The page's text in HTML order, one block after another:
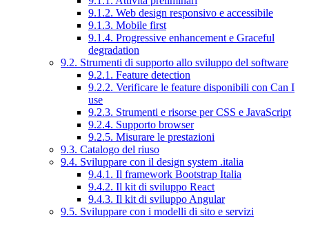
9.1.2. Web design responsivo e accessibile
9.1.3. Mobile first
9.1.4. Progressive enhancement e Graceful
degradation
9.2. Strumenti di supporto allo sviluppo del software
9.2.1. Feature detection
9.2.2. Verificare le feature disponibili con Can I
use
9.2.3. Strumenti e risorse per CSS e JavaScript
9.2.4. Supporto browser
9.2.5. Misurare le prestazioni
9.3. Catalogo del riuso
9.4. Sviluppare con il design system .italia
9.4.1. Il framework Bootstrap Italia
9.4.2. Il kit di sviluppo React
9.4.3. Il kit di sviluppo Angular
9.5. Sviluppare con i modelli di sito e servizi